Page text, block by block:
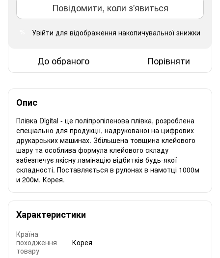
Повідомити, коли з'явиться
Увійти для відображення накопичувальної знижки
До обраного Порівняти
Опис
Плівка Digital - це поліпропіленова плівка, розроблена
спеціально для продукції, надрукованої на цифрових
друкарських машинах. Збільшена товщина клейового
шару та особлива формула клейового складу
забезпечує якісну ламінацію відбитків будь-якої
складності. Поставляється в рулонах в намотці 1000м
и 200м. Корея.
Характеристики
Країна
походження
товару
Корея